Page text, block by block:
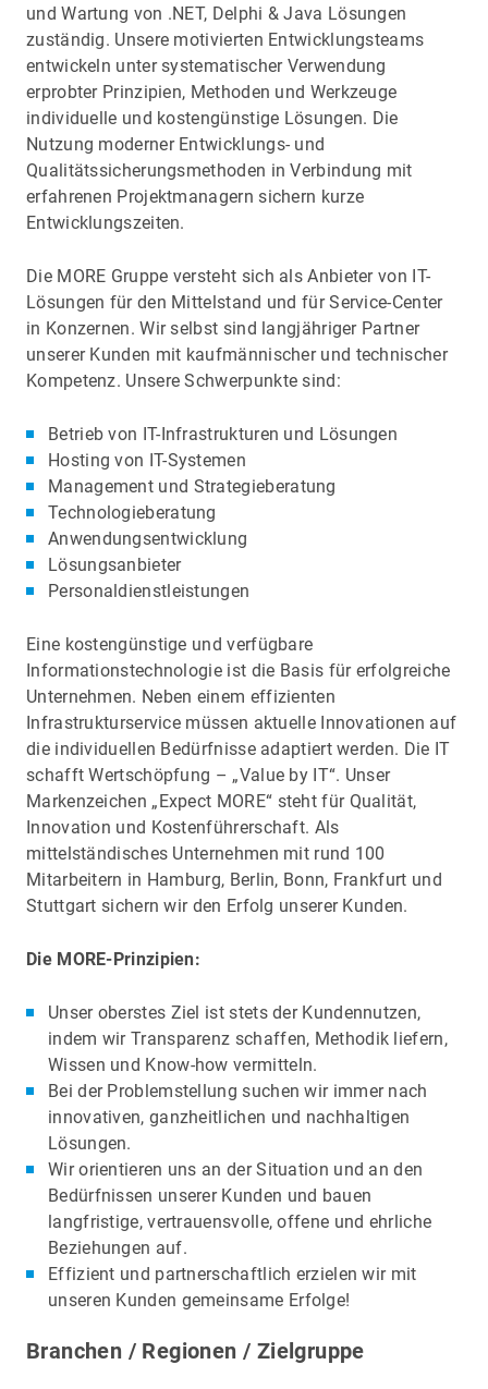
und Wartung von .NET, Delphi & Java Lösungen
zuständig. Unsere motivierten Entwicklungsteams
entwickeln unter systematischer Verwendung
erprobter Prinzipien, Methoden und Werkzeuge
individuelle und kostengünstige Lösungen. Die
Nutzung moderner Entwicklungs- und
Qualitätssicherungsmethoden in Verbindung mit
erfahrenen Projektmanagern sichern kurze
Entwicklungszeiten.
Die MORE Gruppe versteht sich als Anbieter von IT-
Lösungen für den Mittelstand und für Service-Center
in Konzernen. Wir selbst sind langjähriger Partner
unserer Kunden mit kaufmännischer und technischer
Kompetenz. Unsere Schwerpunkte sind:
Betrieb von IT-Infrastrukturen und Lösungen
Hosting von IT-Systemen
Management und Strategieberatung
Technologieberatung
Anwendungsentwicklung
Lösungsanbieter
Personaldienstleistungen
Eine kostengünstige und verfügbare
Informationstechnologie ist die Basis für erfolgreiche
Unternehmen. Neben einem effizienten
Infrastrukturservice müssen aktuelle Innovationen auf
die individuellen Bedürfnisse adaptiert werden. Die IT
schafft Wertschöpfung – „Value by IT“. Unser
Markenzeichen „Expect MORE“ steht für Qualität,
Innovation und Kostenführerschaft. Als
mittelständisches Unternehmen mit rund 100
Mitarbeitern in Hamburg, Berlin, Bonn, Frankfurt und
Stuttgart sichern wir den Erfolg unserer Kunden.
Die MORE-Prinzipien:
Unser oberstes Ziel ist stets der Kundennutzen,
indem wir Transparenz schaffen, Methodik liefern,
Wissen und Know-how vermitteln.
Bei der Problemstellung suchen wir immer nach
innovativen, ganzheitlichen und nachhaltigen
Lösungen.
Wir orientieren uns an der Situation und an den
Bedürfnissen unserer Kunden und bauen
langfristige, vertrauensvolle, offene und ehrliche
Beziehungen auf.
Effizient und partnerschaftlich erzielen wir mit
unseren Kunden gemeinsame Erfolge!
Branchen / Regionen / Zielgruppe